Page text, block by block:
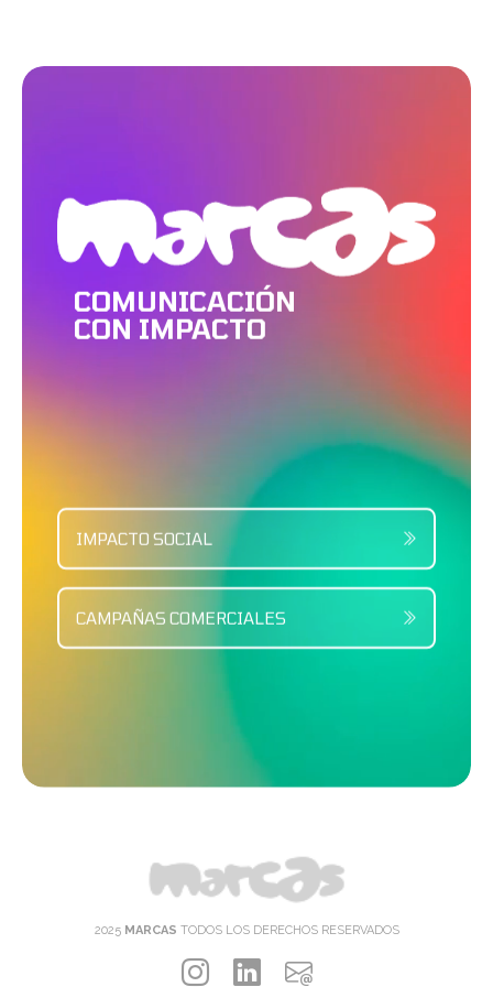
COMUNICACIÓN
CON IMPACTO
IMPACTO SOCIAL
CAMPAÑAS COMERCIALES
2025 MARCAS TODOS LOS DERECHOS RESERVADOS